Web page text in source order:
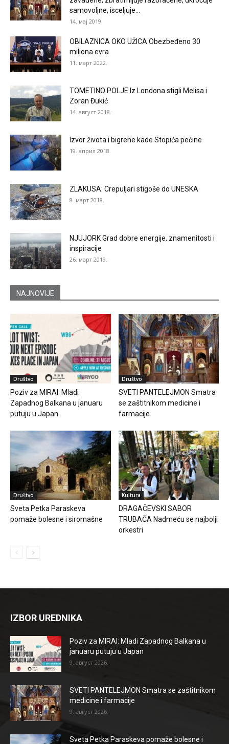
samovoljne, isceljuje...
14. мај 2019.
OBILAZNICA OKO UŽICA Obezbeđeno 30
miliona evra
11. март 2022.
TOMETINO POLJE Iz Londona stigli Melisa i
Zoran Đukić
14. август 2018.
Izvor života i bigrene kade Stopića pećine
19. април 2018.
ZLAKUSA: Crepuljari stigoše do UNESKA
8. март 2018.
NJUJORK Grad dobre energije, znamenitosti i
inspiracije
26. март 2019.
NAJNOVIJE
Društvo
Poziv za MIRAI: Mladi
Zapadnog Balkana u januaru
putuju u Japan
Društvo
SVETI PANTELEJMON Smatra
se zaštitnikom medicine i
farmacije
Društvo
Sveta Petka Paraskeva
pomaže bolesne i siromašne
Kultura
DRAGAČEVSKI SABOR
TRUBAČA Nadmeću se najbolji
orkestri
IZBOR UREDNIKA
Poziv za MIRAI: Mladi Zapadnog Balkana u
januaru putuju u Japan
9. август 2026.
SVETI PANTELEJMON Smatra se zaštitnikom
medicine i farmacije
9. август 2026.
Sveta Petka Paraskeva pomaže bolesne i